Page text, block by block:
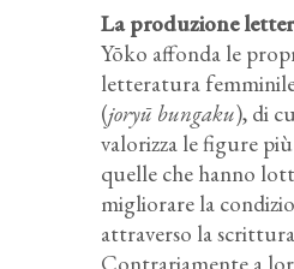
La produzione
Yōko affonda le
letteratura
(joryū bungaku), di
valorizza le figure
quelle che hanno
migliorare la
attraverso la